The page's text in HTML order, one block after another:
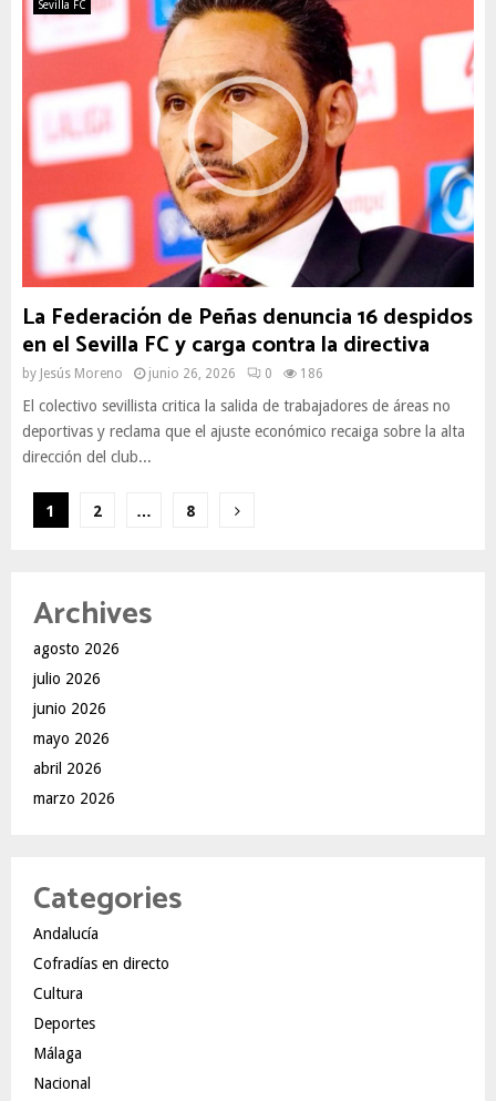
Sevilla FC
La Federación de Peñas denuncia 16 despidos
en el Sevilla FC y carga contra la directiva
by Jesús Moreno junio 26, 2026 0 186
El colectivo sevillista critica la salida de trabajadores de áreas no
deportivas y reclama que el ajuste económico recaiga sobre la alta
dirección del club...
Paginación
entradas
1 2 … 8
Archives
agosto 2026
julio 2026
junio 2026
mayo 2026
abril 2026
marzo 2026
Categories
Andalucía
Cofradías en directo
Cultura
Deportes
Málaga
Nacional